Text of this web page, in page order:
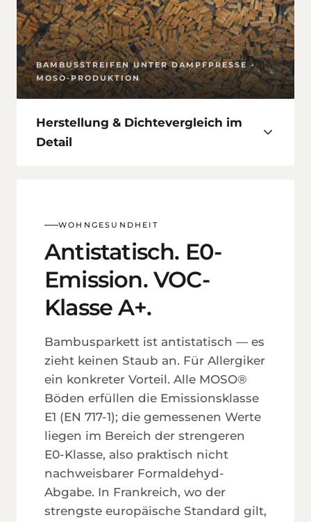
BAMBUS­STREIFEN UNTER DAMPF­PRESSE ·
MOSO-PRODUKTION
Herstellung & Dichte­vergleich im
Detail
WOHNGESUNDHEIT
Antistatisch. E0-
Emission. VOC-
Klasse A+.
Bambus­parkett ist antistatisch — es
zieht keinen Staub an. Für Allergiker
ein konkreter Vorteil. Alle MOSO®
Böden erfüllen die Emissions­klasse
E1 (EN 717-1); die gemessenen Werte
liegen im Bereich der strengeren
E0-Klasse, also praktisch nicht
nachweis­barer Formaldehyd-
Abgabe. In Frankreich, wo der
strengste europäische Standard gilt,